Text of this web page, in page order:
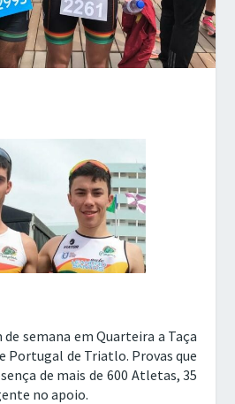
semana em Quarteira a Taça
Portugal de Triatlo. Provas que
de mais de 600 Atletas, 35
no apoio.